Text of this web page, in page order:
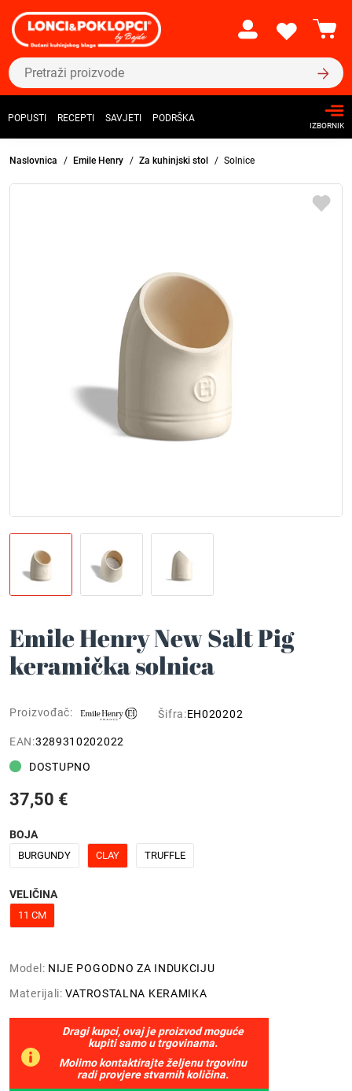
POPUSTI RECEPTI SAVJETI PODRŠKA
IZBORNIK
Naslovnica Emile Henry Za kuhinjski stol Solnice
Emile Henry New Salt Pig
keramička solnica
Proizvođač: Šifra:EH020202
EAN:3289310202022
DOSTUPNO
37,50 €
BOJA
BURGUNDY CLAY TRUFFLE
VELIČINA
11 CM
Model: NIJE POGODNO ZA INDUKCIJU
Materijali: VATROSTALNA KERAMIKA
Dragi kupci, ovaj je proizvod moguće
kupiti samo u trgovinama.
Molimo kontaktirajte željenu trgovinu
radi provjere stvarnih količina.